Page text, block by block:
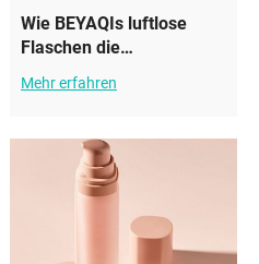
Wie BEYAQIs luftlose
Flaschen die
Markenstorytelling
unterstützen
Mehr erfahren